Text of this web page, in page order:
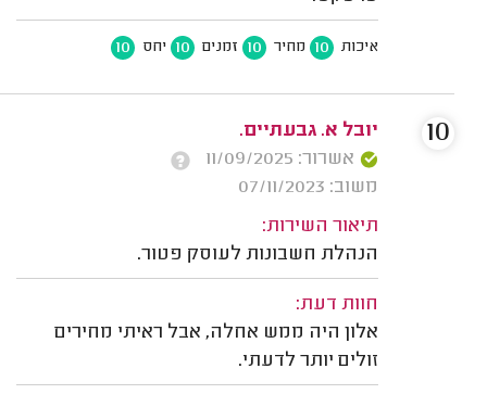
איכות 10 מחיר 10 זמנים 10 יחס 10
יובל א. גבעתיים.
אשרור: 11/09/2025
משוב: 07/11/2023
תיאור השירות:
הנהלת חשבונות לעוסק פטור.
חוות דעת:
אלון היה ממש אחלה, אבל ראיתי מחירים
זולים יותר לדעתי.
10